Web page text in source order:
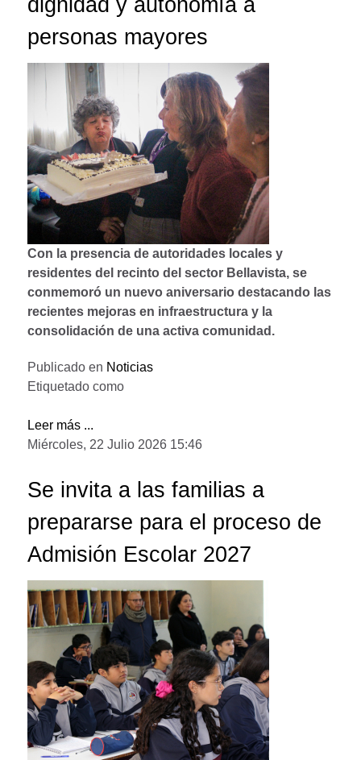
personas mayores
Con la presencia de autoridades locales y
residentes del recinto del sector Bellavista, se
conmemoró un nuevo aniversario destacando las
recientes mejoras en infraestructura y la
consolidación de una activa comunidad.
Publicado en Noticias
Etiquetado como
Leer más ...
Miércoles, 22 Julio 2026 15:46
Se invita a las familias a
prepararse para el proceso de
Admisión Escolar 2027